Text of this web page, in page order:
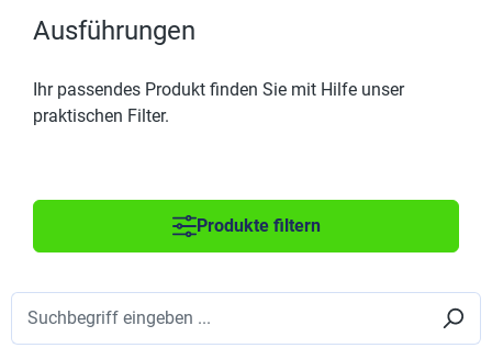
Ausführungen
Ihr passendes Produkt finden Sie mit Hilfe unser
praktischen Filter.
Produkte filtern